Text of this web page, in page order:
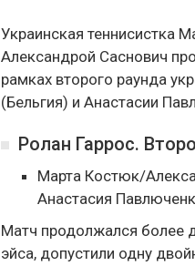
Украинская теннисистка
Александрой Саснович
рамках второго раунда
(Бельгия) и Анастасии
Ролан Гаррос.
Марта Костюк/
Анастасия
Матч продолжался более
эйса, допустили одну